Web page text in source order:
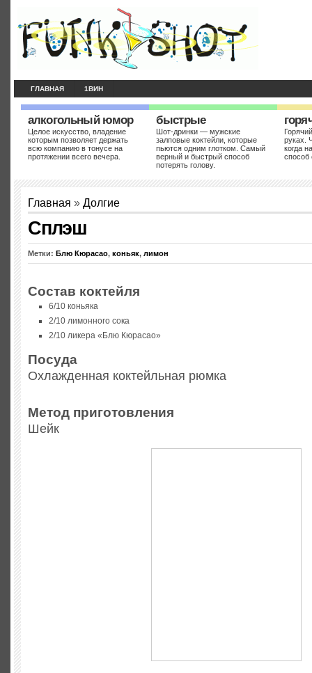
ГЛАВНАЯ 1ВИН
алкогольный юмор
Целое искусство, владение
которым позволяет держать
всю компанию в тонусе на
протяжении всего вечера.
быстрые
Шот-дринки — мужские
залповые коктейли, которые
пьются одним глотком. Самый
верный и быстрый способ
потерять голову.
руках.
когда
способ
Главная » Долгие
Сплэш
Метки: Блю Кюрасао, коньяк, лимон
Состав коктейля
6/10 коньяка
2/10 лимонного сока
2/10 ликера «Блю Кюрасао»
Посуда
Охлажденная коктейльная рюмка
Метод приготовления
Шейк